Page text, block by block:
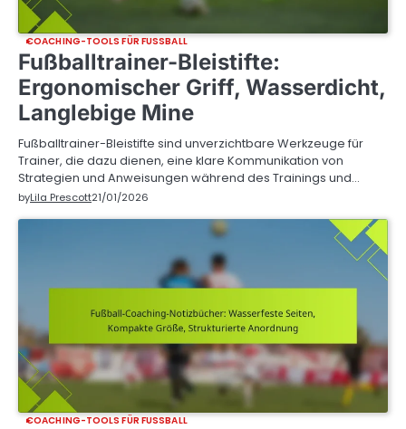
COACHING-TOOLS FÜR FUSSBALL
Fußballtrainer-Bleistifte:
Ergonomischer Griff, Wasserdicht,
Langlebige Mine
Fußballtrainer-Bleistifte sind unverzichtbare Werkzeuge für
Trainer, die dazu dienen, eine klare Kommunikation von
Strategien und Anweisungen während des Trainings und…
byLila Prescott21/01/2026
COACHING-TOOLS FÜR FUSSBALL